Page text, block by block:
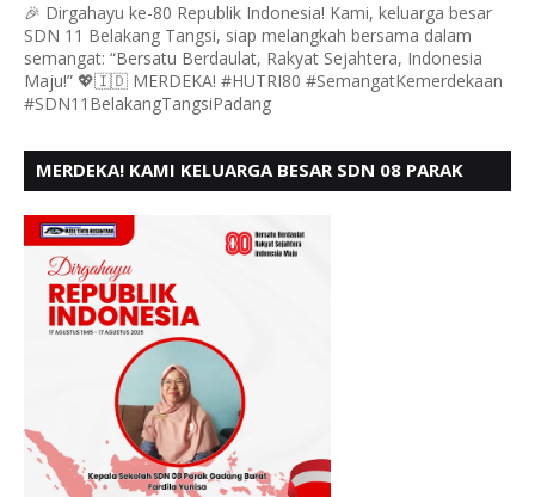
🎉 Dirgahayu ke-80 Republik Indonesia! Kami, keluarga besar
SDN 11 Belakang Tangsi, siap melangkah bersama dalam
semangat: “Bersatu Berdaulat, Rakyat Sejahtera, Indonesia
Maju!” 💖🇮🇩 MERDEKA! #HUTRI80 #SemangatKemerdekaan
#SDN11BelakangTangsiPadang
MERDEKA! KAMI KELUARGA BESAR SDN 08 PARAK
- 80,